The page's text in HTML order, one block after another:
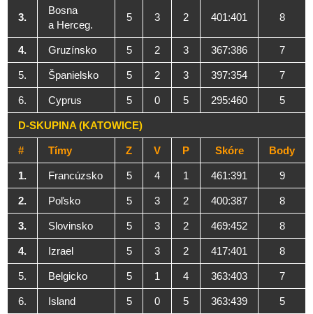
3.
Bosna
a Herceg.
5 3 2 401:401 8
4. Gruzínsko 5 2 3 367:386 7
5. Španielsko 5 2 3 397:354 7
6. Cyprus 5 0 5 295:460 5
D-SKUPINA (KATOWICE)
# Tímy Z V P Skóre Body
1. Francúzsko 5 4 1 461:391 9
2. Poľsko 5 3 2 400:387 8
3. Slovinsko 5 3 2 469:452 8
4. Izrael 5 3 2 417:401 8
5. Belgicko 5 1 4 363:403 7
6. Island 5 0 5 363:439 5